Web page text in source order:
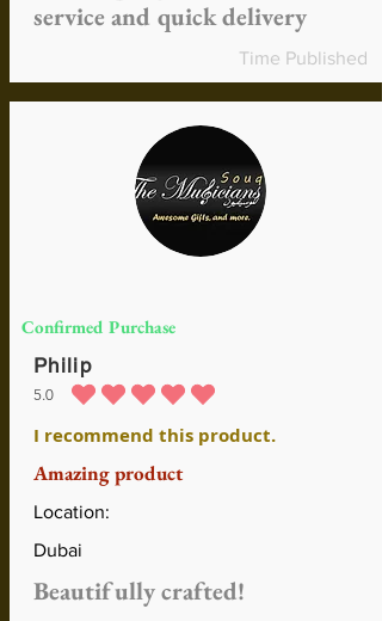
service and quick delivery
Time Published
Confirmed Purchase
Philip
5.0
la calificación promedio es 5 de 5
I recommend this product.
Amazing product
Location:
Dubai
Beautifully crafted!